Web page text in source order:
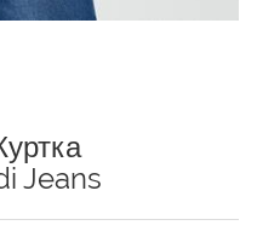
Jeans